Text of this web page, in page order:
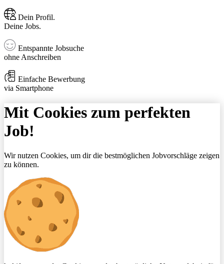
Dein Profil.
Deine Jobs.
Entspannte Jobsuche
ohne Anschreiben
Einfache Bewerbung
via Smartphone
Mit Cookies zum perfekten
Job!
Wir nutzen Cookies, um dir die bestmöglichen Jobvorschläge zeigen
zu können.